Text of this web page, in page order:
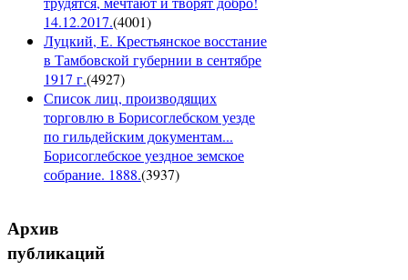
14.12.2017.(4001)
Луцкий, Е. Крестьянское восстание
в Тамбовской губернии в сентябре
1917 г.(4927)
Список лиц, производящих
торговлю в Борисоглебском уезде
по гильдейским документам...
Борисоглебское уездное земское
собрание. 1888.(3937)
Архив
публикаций